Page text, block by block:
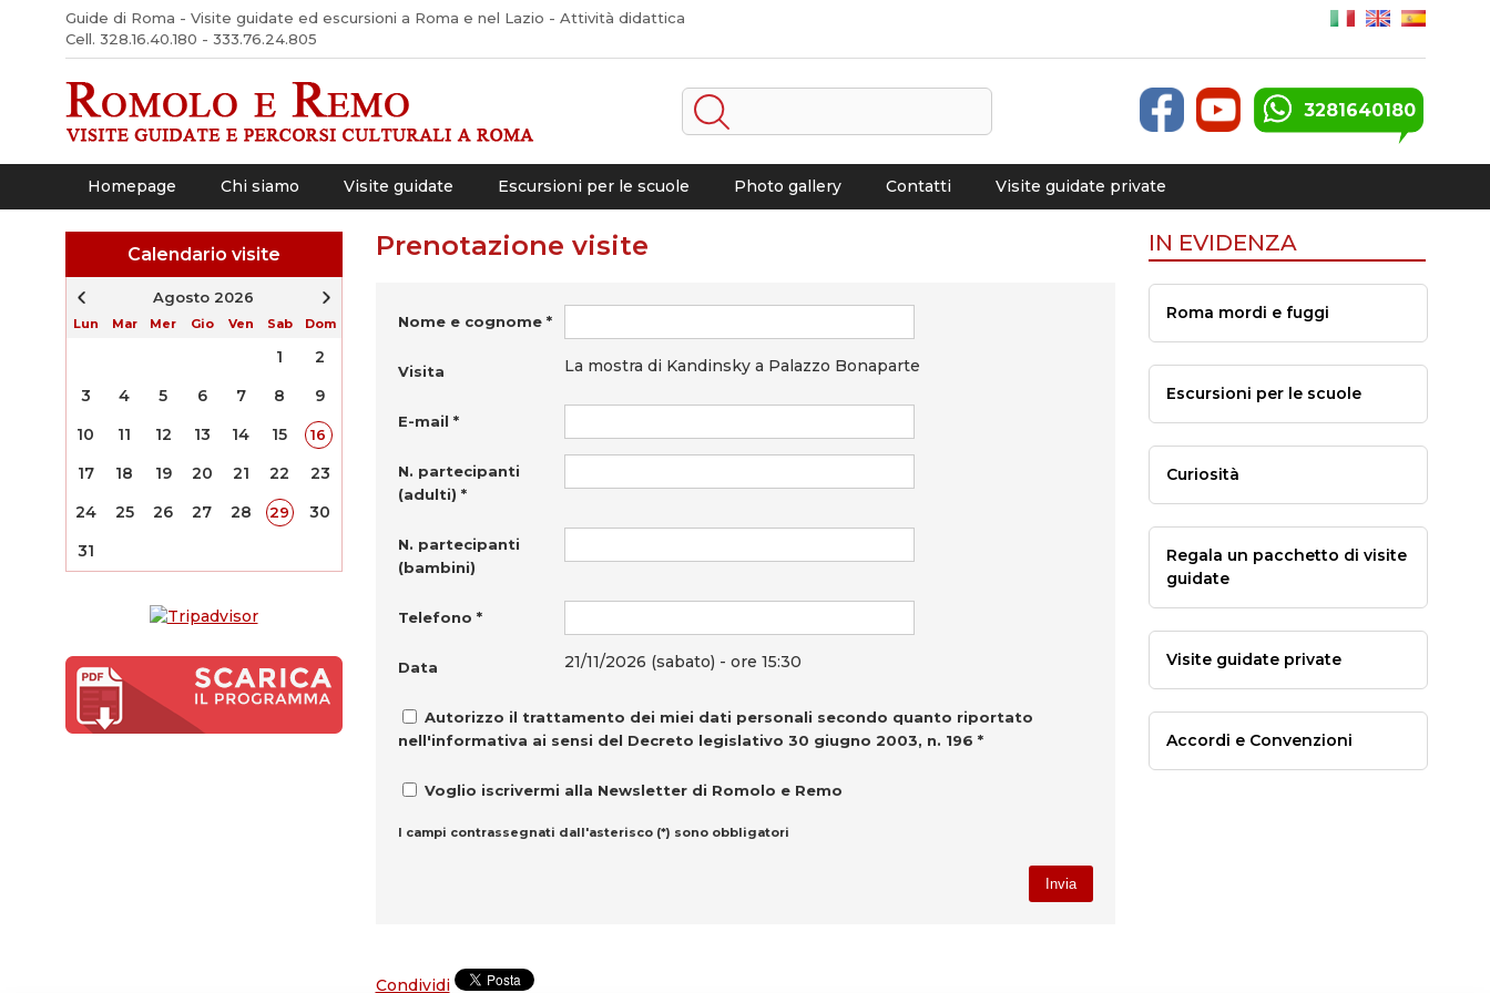
Guide di Roma - Visite guidate ed escursioni a Roma e nel Lazio - Attività didattica
Cell. 328.16.40.180 - 333.76.24.805
3281640180
Homepage Chi siamo Visite guidate Escursioni per le scuole Photo gallery Contatti Visite guidate private
Calendario visite
Agosto 2026
Lun Mar Mer Gio Ven Sab Dom
1
2
3
4 5 6 7 8
9
10
11 12 13 14 15 16
17 18 19 20 21 22
23
24
25 26 27 28 29
30
31
Prenotazione visite
Nome e cognome *
Visita La mostra di Kandinsky a Palazzo Bonaparte
E-mail *
N. partecipanti
(adulti) *
N. partecipanti
(bambini)
Telefono *
Data 21/11/2026 (sabato) - ore 15:30
Autorizzo il trattamento dei miei dati personali secondo quanto riportato
nell'informativa ai sensi del Decreto legislativo 30 giugno 2003, n. 196 *
Voglio iscrivermi alla Newsletter di Romolo e Remo
I campi contrassegnati dall'asterisco (*) sono obbligatori
Condividi
IN EVIDENZA
Roma mordi e fuggi
Escursioni per le scuole
Curiosità
Regala un pacchetto di visite
guidate
Visite guidate private
Accordi e Convenzioni